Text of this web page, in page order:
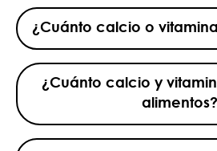
¿Cuánto calcio o
¿Cuánto calcio y
alimentos?